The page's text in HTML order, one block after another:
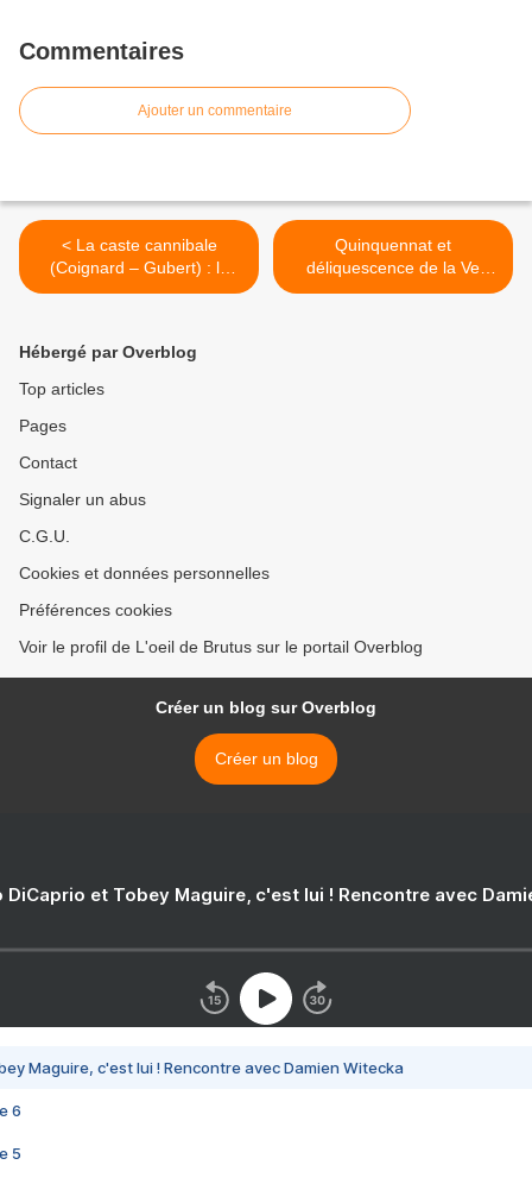
Commentaires
Ajouter un commentaire
< La caste cannibale
(Coignard – Gubert) : la
pieuvre financière
Quinquennat et
déliquescence de la Ve
République >
Hébergé par Overblog
Top articles
Pages
Contact
Signaler un abus
C.G.U.
Cookies et données personnelles
Préférences cookies
Voir le profil de L'oeil de Brutus sur le portail Overblog
Créer un blog sur Overblog
Créer un blog
DiCaprio et Tobey Maguire, c'est lui ! Rencontre avec
Maguire, c'est lui ! Rencontre avec Damien Witecka
6
5